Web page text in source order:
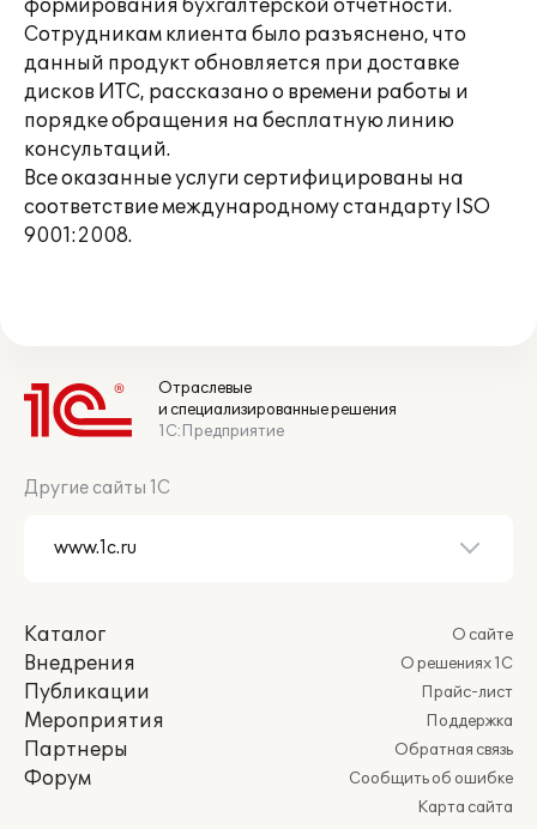
формирования бухгалтерской отчётности.
Сотрудникам клиента было разъяснено, что
данный продукт обновляется при доставке
дисков ИТС, рассказано о времени работы и
порядке обращения на бесплатную линию
консультаций.
Все оказанные услуги сертифицированы на
соответствие международному стандарту ISO
9001:2008.
Отраслевые
и специализированные решения
1С:Предприятие
Другие сайты 1С
Каталог
Внедрения
Публикации
Мероприятия
Партнеры
Форум
О сайте
О решениях 1С
Прайс-лист
Поддержка
Обратная связь
Сообщить об ошибке
Карта сайта